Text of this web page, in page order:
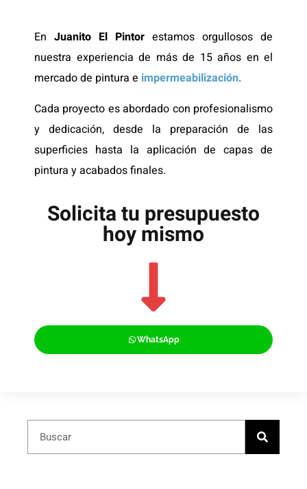
En Juanito El Pintor estamos orgullosos de
nuestra experiencia de más de 15 años en el
mercado de pintura e impermeabilización.
Cada proyecto es abordado con profesionalismo
y dedicación, desde la preparación de las
superficies hasta la aplicación de capas de
pintura y acabados finales.
Solicita tu presupuesto
hoy mismo
WhatsApp